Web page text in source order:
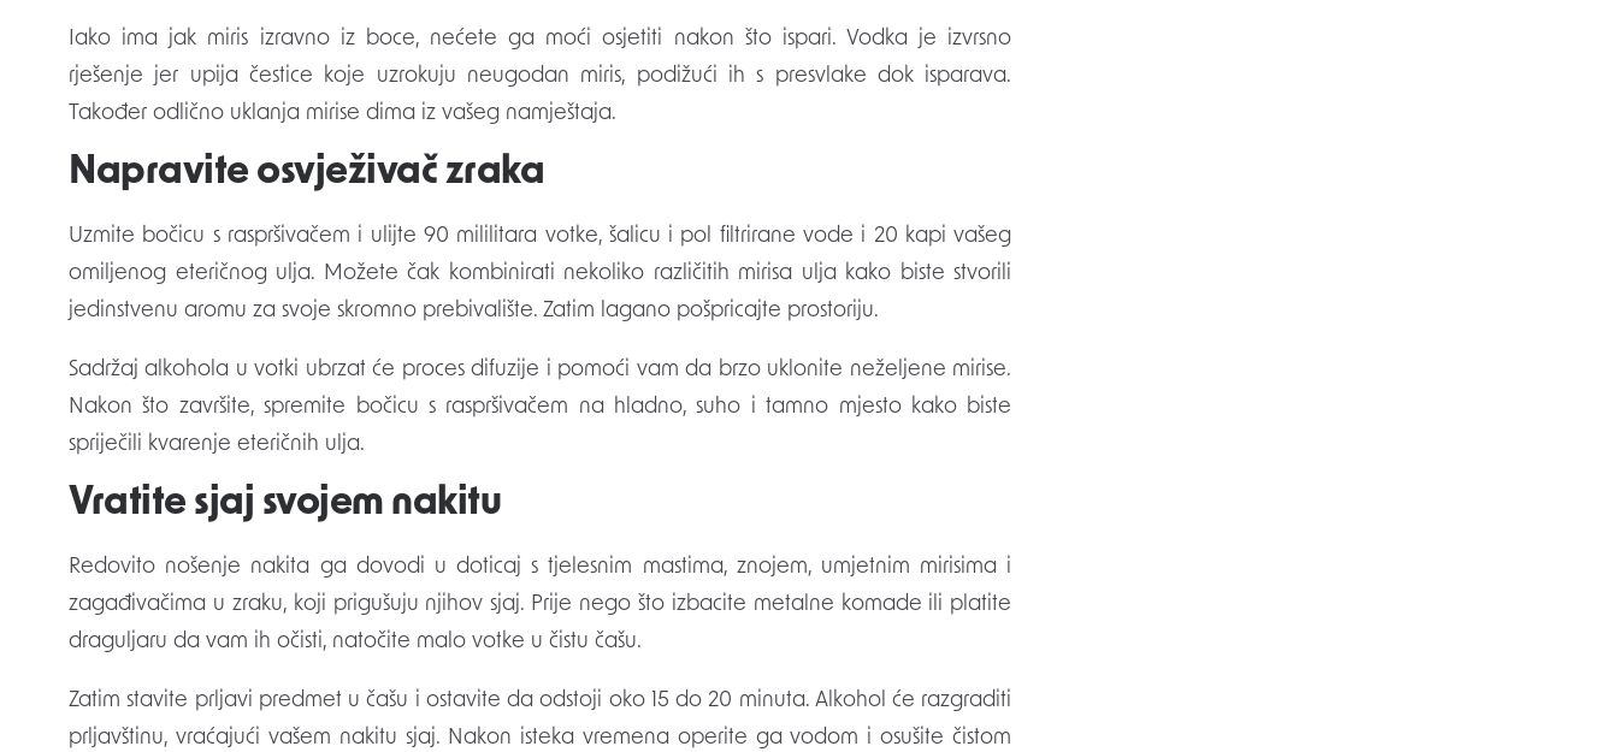
Iako ima jak miris izravno iz boce, nećete ga moći osjetiti nakon što ispari. Vodka je izvrsno
rješenje jer upija čestice koje uzrokuju neugodan miris, podižući ih s presvlake dok isparava.
Također odlično uklanja mirise dima iz vašeg namještaja.
Napravite osvježivač zraka
Uzmite bočicu s raspršivačem i ulijte 90 mililitara votke, šalicu i pol filtrirane vode i 20 kapi vašeg
omiljenog eteričnog ulja. Možete čak kombinirati nekoliko različitih mirisa ulja kako biste stvorili
jedinstvenu aromu za svoje skromno prebivalište. Zatim lagano pošpricajte prostoriju.
Sadržaj alkohola u votki ubrzat će proces difuzije i pomoći vam da brzo uklonite neželjene mirise.
Nakon što završite, spremite bočicu s raspršivačem na hladno, suho i tamno mjesto kako biste
spriječili kvarenje eteričnih ulja.
Vratite sjaj svojem nakitu
Redovito nošenje nakita ga dovodi u doticaj s tjelesnim mastima, znojem, umjetnim mirisima i
zagađivačima u zraku, koji prigušuju njihov sjaj. Prije nego što izbacite metalne komade ili platite
draguljaru da vam ih očisti, natočite malo votke u čistu čašu.
Zatim stavite prljavi predmet u čašu i ostavite da odstoji oko 15 do 20 minuta. Alkohol će razgraditi
prljavštinu, vraćajući vašem nakitu sjaj. Nakon isteka vremena operite ga vodom i osušite čistom